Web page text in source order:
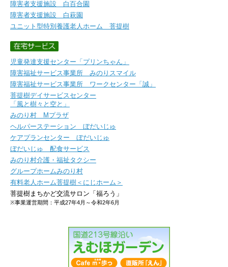
障害者支援施設 第２みのり学園
障害者支援施設 白百合園
障害者支援施設 白萩園
児童発達支援センター「プリンちゃん」
障害福祉サービス事業所 みのりスマイル
障害福祉サービス事業所 ワークセンター「誠」
菩提樹デイサービスセンター
「風と樹々と空と」
みのり村 Mプラザ
ヘルパーステーション ぼだいじゅ
ケアプランセンター ぼだいじゅ
ぼだいじゅ 配食サービス
みのり村介護・福祉タクシー
グループホームみのり村
有料老人ホーム菩提樹＜にじホーム＞
菩提樹まちかど交流サロン「福ろう」